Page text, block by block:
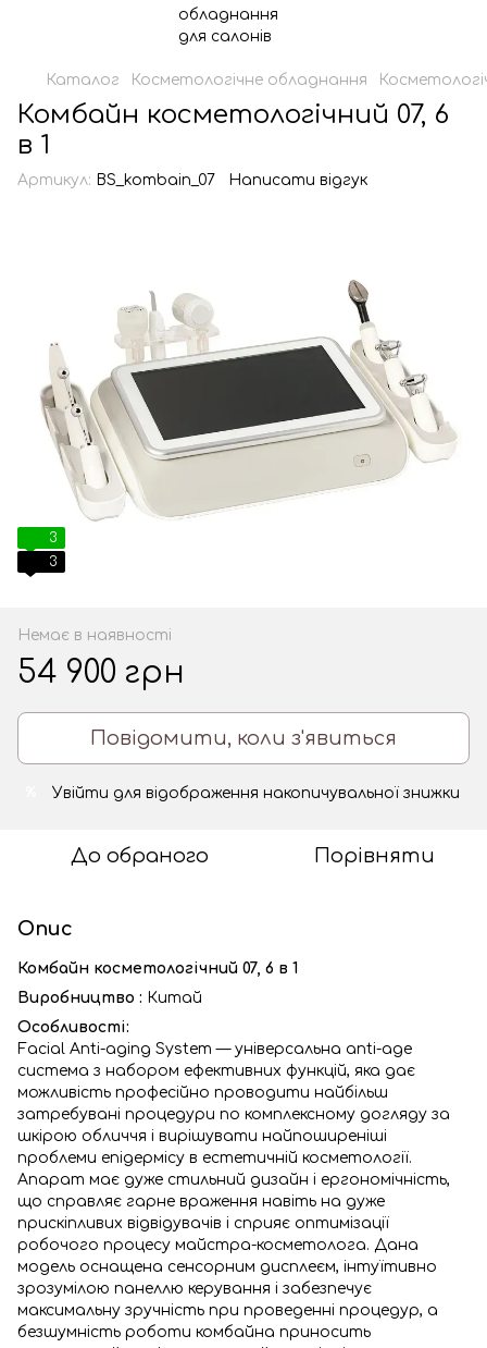
Каталог Косметологічне обладнання
Комбайн косметологічний 07, 6
в 1
Артикул: BS_kombain_07 Написати відгук
3
3
Немає в наявності
54 900 грн
Повідомити, коли з'явиться
Увійти для відображення накопичувальної знижки
До обраного Порівняти
Опис
Комбайн косметологічний 07, 6 в 1
Виробництво : Китай
Особливості:
Facial Anti-aging System — універсальна anti-age
система з набором ефективних функцій, яка дає
можливість професійно проводити найбільш
затребувані процедури по комплексному догляду за
шкірою обличчя і вирішувати найпоширеніші
проблеми епідермісу в естетичній косметології.
Апарат має дуже стильний дизайн і ергономічність,
що справляє гарне враження навіть на дуже
прискіпливих відвідувачів і сприяє оптимізації
робочого процесу майстра-косметолога. Дана
модель оснащена сенсорним дисплеєм, інтуїтивно
зрозумілою панеллю керування і забезпечує
максимальну зручність при проведенні процедур, а
безшумність роботи комбайна приносить